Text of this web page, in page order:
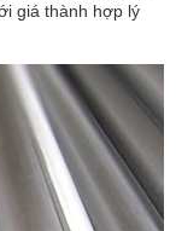
giá thành hợp lý